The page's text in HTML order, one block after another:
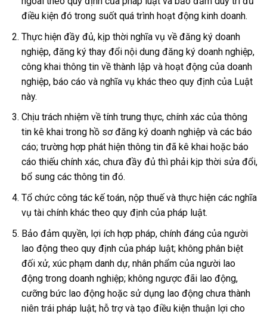
điều kiện đó trong suốt quá trình hoạt động kinh doanh.
Thực hiện đầy đủ, kịp thời nghĩa vụ về đăng ký doanh
nghiệp, đăng ký thay đổi nội dung đăng ký doanh nghiệp,
công khai thông tin về thành lập và hoạt động của doanh
nghiệp, báo cáo và nghĩa vụ khác theo quy định của Luật
này.
Chịu trách nhiệm về tính trung thực, chính xác của thông
tin kê khai trong hồ sơ đăng ký doanh nghiệp và các báo
cáo; trường hợp phát hiện thông tin đã kê khai hoặc báo
cáo thiếu chính xác, chưa đầy đủ thì phải kịp thời sửa đổi,
bổ sung các thông tin đó.
Tổ chức công tác kế toán, nộp thuế và thực hiện các nghĩa
vụ tài chính khác theo quy định của pháp luật.
Bảo đảm quyền, lợi ích hợp pháp, chính đáng của người
lao động theo quy định của pháp luật; không phân biệt
đối xử, xúc phạm danh dự, nhân phẩm của người lao
động trong doanh nghiệp; không ngược đãi lao động,
cưỡng bức lao động hoặc sử dụng lao động chưa thành
niên trái pháp luật; hỗ trợ và tạo điều kiện thuận lợi cho